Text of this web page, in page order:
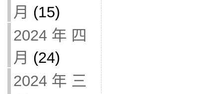
月 (15)
2024 年 四
月 (24)
2024 年 三